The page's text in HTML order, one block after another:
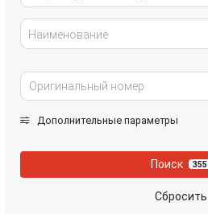
Наименование
Дополнительные параметры
Поиск 355
Сбросить